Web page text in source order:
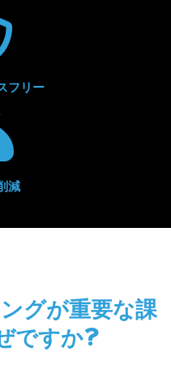
フリー
減
グが重要な課
ですか?